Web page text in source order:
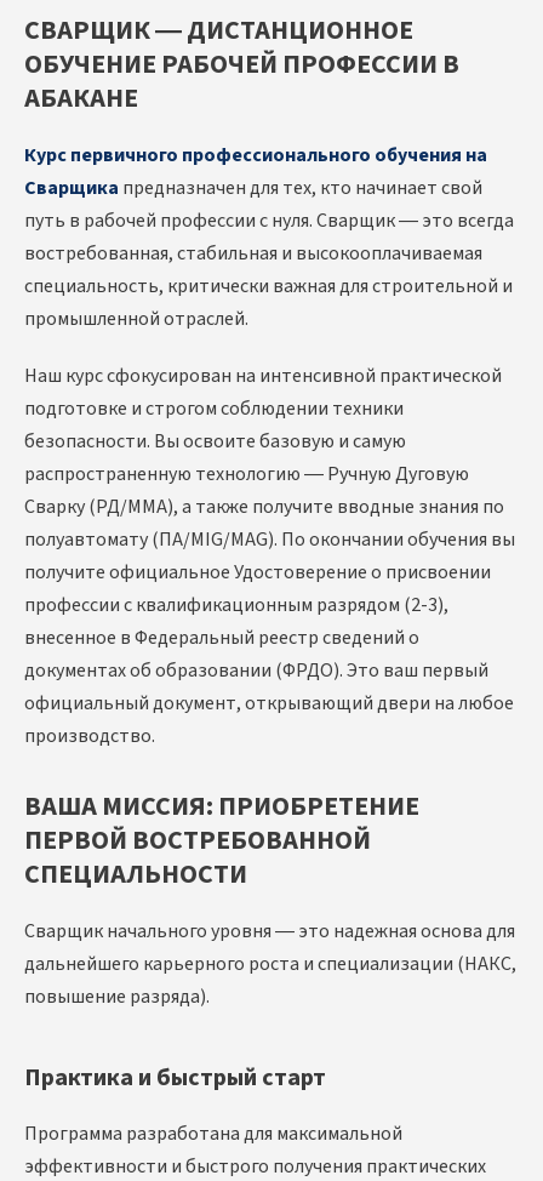
СВАРЩИК — ДИСТАНЦИОННОЕ
ОБУЧЕНИЕ РАБОЧЕЙ ПРОФЕССИИ В
АБАКАНЕ
Курс первичного профессионального обучения на
Сварщика предназначен для тех, кто начинает свой
путь в рабочей профессии с нуля. Сварщик — это всегда
востребованная, стабильная и высокооплачиваемая
специальность, критически важная для строительной и
промышленной отраслей.
Наш курс сфокусирован на интенсивной практической
подготовке и строгом соблюдении техники
безопасности. Вы освоите базовую и самую
распространенную технологию — Ручную Дуговую
Сварку (РД/MMA), а также получите вводные знания по
полуавтомату (ПА/MIG/MAG). По окончании обучения вы
получите официальное Удостоверение о присвоении
профессии с квалификационным разрядом (2-3),
внесенное в Федеральный реестр сведений о
документах об образовании (ФРДО). Это ваш первый
официальный документ, открывающий двери на любое
производство.
ВАША МИССИЯ: ПРИОБРЕТЕНИЕ
ПЕРВОЙ ВОСТРЕБОВАННОЙ
СПЕЦИАЛЬНОСТИ
Сварщик начального уровня — это надежная основа для
дальнейшего карьерного роста и специализации (НАКС,
повышение разряда).
Практика и быстрый старт
Программа разработана для максимальной
эффективности и быстрого получения практических